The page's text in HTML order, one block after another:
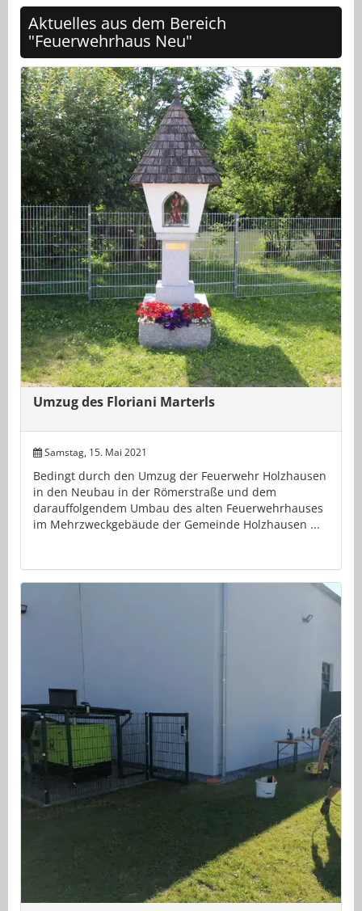
Aktuelles aus dem Bereich
"Feuerwehrhaus Neu"
Umzug des Floriani Marterls
Samstag, 15. Mai 2021
Bedingt durch den Umzug der Feuerwehr Holzhausen
in den Neubau in der Römerstraße und dem
darauffolgendem Umbau des alten Feuerwehrhauses
im Mehrzweckgebäude der Gemeinde Holzhausen ...